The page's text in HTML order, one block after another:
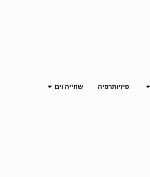
פתח משחקים ופנאי
פיזיותרפיה שחייה וים פתח שחייה וים